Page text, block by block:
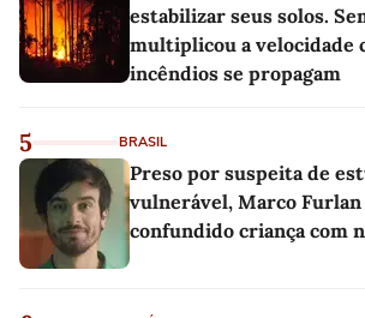
estabilizar seus solos.
multiplicou a velocidade
incêndios se propagam
5 BRASIL
Preso por suspeita de
vulnerável, Marco
confundido criança com